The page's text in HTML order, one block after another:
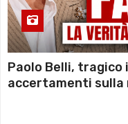
Paolo Belli,
accertamenti sulla